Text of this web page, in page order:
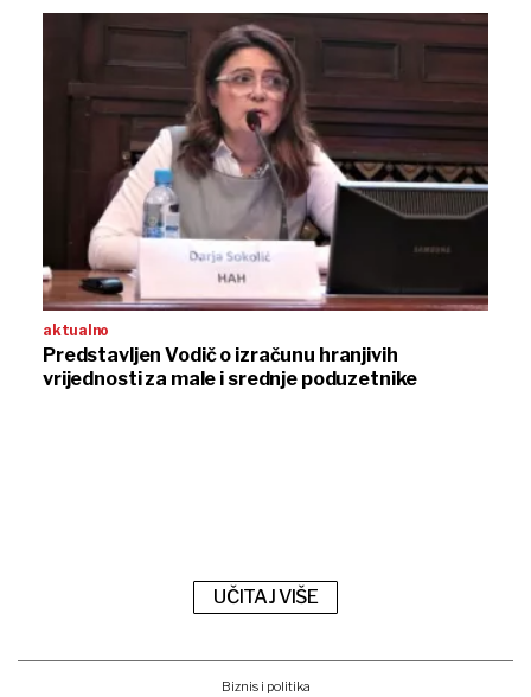
aktualno
Predstavljen Vodič o izračunu hranjivih
vrijednosti za male i srednje poduzetnike
UČITAJ VIŠE
Biznis i politika